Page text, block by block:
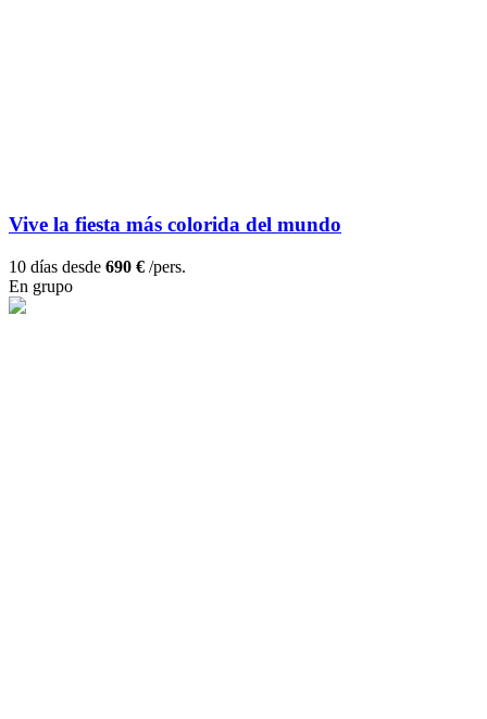
Vive la fiesta más colorida del mundo
10 días desde 690 € /pers.
En grupo